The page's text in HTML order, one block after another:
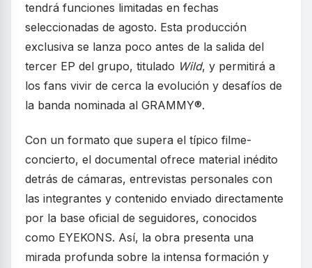
tendrá funciones limitadas en fechas
seleccionadas de agosto. Esta producción
exclusiva se lanza poco antes de la salida del
tercer EP del grupo, titulado Wild, y permitirá a
los fans vivir de cerca la evolución y desafíos de
la banda nominada al GRAMMY®.
Con un formato que supera el típico filme-
concierto, el documental ofrece material inédito
detrás de cámaras, entrevistas personales con
las integrantes y contenido enviado directamente
por la base oficial de seguidores, conocidos
como EYEKONS. Así, la obra presenta una
mirada profunda sobre la intensa formación y